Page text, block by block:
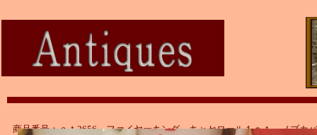
商品番号：ａｔ2656 ファイヤーキング キャセロール１ｐｔ ノブカ